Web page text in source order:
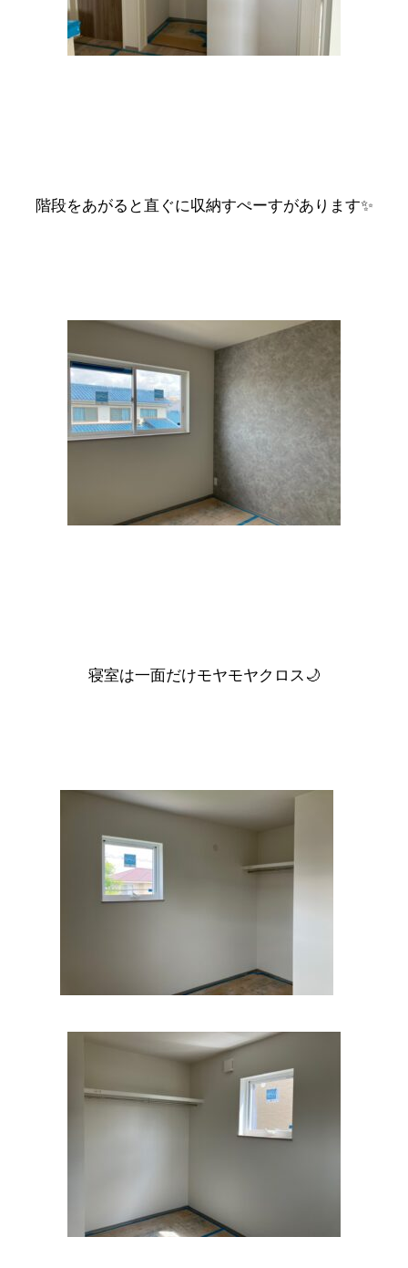
階段をあがると直ぐに収納すぺーすがあります✨
寝室は一面だけモヤモヤクロス🌙